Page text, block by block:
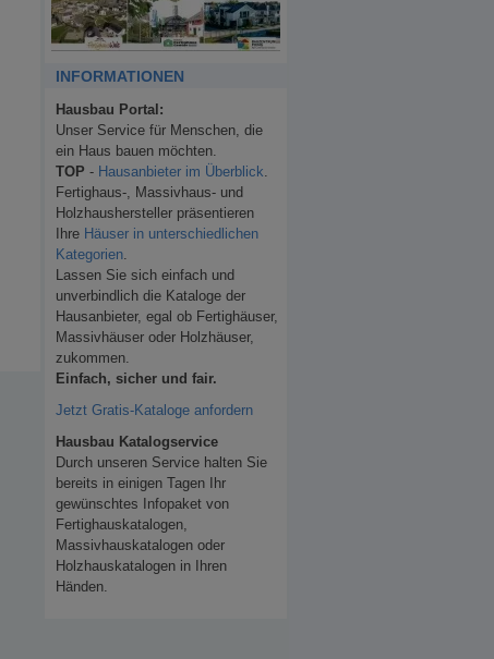
INFORMATIONEN
Hausbau Portal:
Unser Service für Menschen, die
ein Haus bauen möchten.
TOP - Hausanbieter im Überblick
Fertighaus-, Massivhaus- und
Holzhaushersteller präsentieren
Ihre Häuser in unterschiedlichen
Kategorien
Lassen Sie sich einfach und
unverbindlich die Kataloge der
Hausanbieter, egal ob Fertighäuser,
Massivhäuser oder Holzhäuser,
zukommen.
Einfach, sicher und fair.
Jetzt Gratis-Kataloge anfordern
Hausbau Katalogservice
Durch unseren Service halten Sie
bereits in einigen Tagen Ihr
gewünschtes Infopaket von
Fertighauskatalogen,
Massivhauskatalogen oder
Holzhauskatalogen in Ihren
Händen.